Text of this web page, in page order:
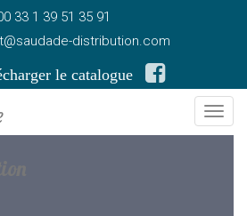
33 1 39 51 35 91
distribution.com
le catalogue